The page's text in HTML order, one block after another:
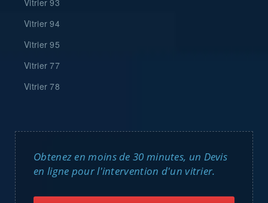
Vitrier 93
Vitrier 94
Vitrier 95
Vitrier 77
Vitrier 78
Obtenez en moins de 30 minutes, un Devis
en ligne pour l'intervention d'un vitrier.